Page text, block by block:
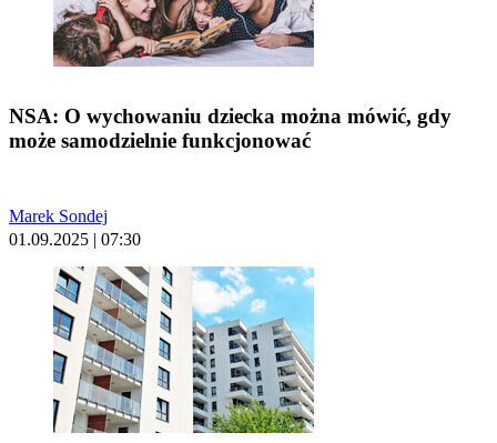
NSA: O wychowaniu dziecka można mówić, gdy
może samodzielnie funkcjonować
Marek Sondej
01.09.2025 | 07:30